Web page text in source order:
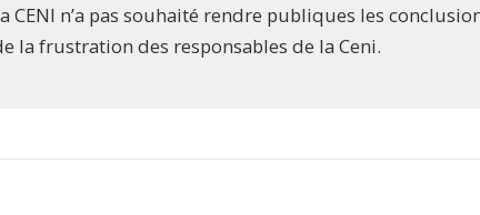
n’a pas souhaité rendre publiques les
la frustration des responsables de la Ceni.